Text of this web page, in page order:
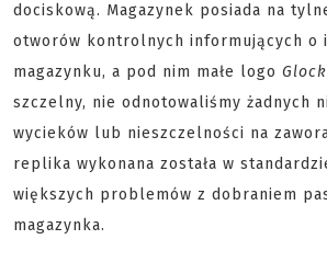
dociskową. Magazynek posiada na
otworów kontrolnych informujących o
magazynku, a pod nim małe logo Glock
szczelny, nie odnotowaliśmy żadnych
wycieków lub nieszczelności na
replika wykonana została w
większych problemów z dobraniem
magazynka.